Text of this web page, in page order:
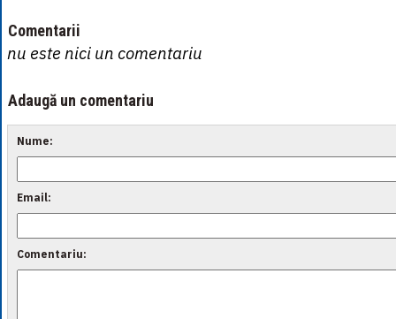
Comentarii
nu este nici un comentariu
Adaugă un comentariu
Nume:
Email:
Comentariu: